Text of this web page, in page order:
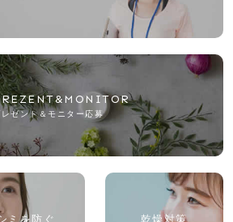
レゼント＆モニター応募
ミを防ぐ 乾燥対策